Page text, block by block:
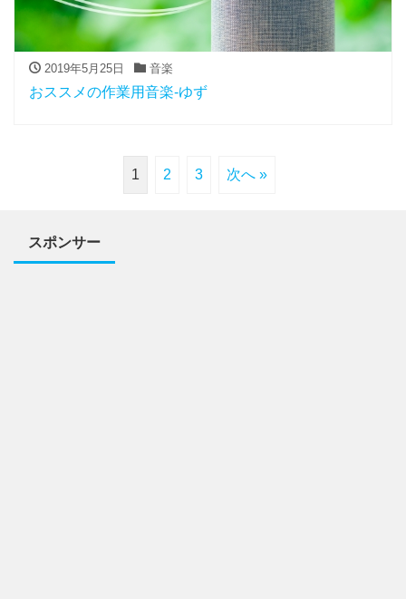
2019年5月25日 音楽
おススメの作業用音楽-ゆず
1 2 3 次へ »
スポンサー